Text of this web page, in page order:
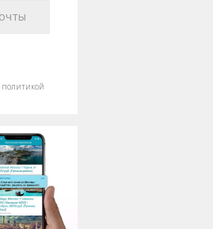
политикой